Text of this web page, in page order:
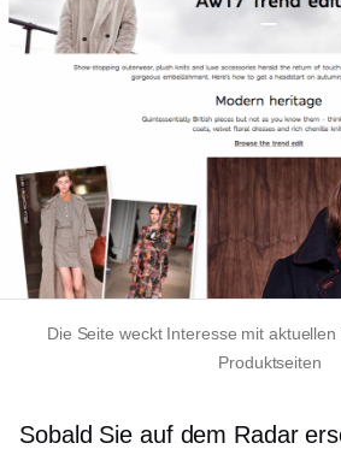
Die Seite weckt Interesse mit
Produktseiten
Sobald Sie auf dem Radar